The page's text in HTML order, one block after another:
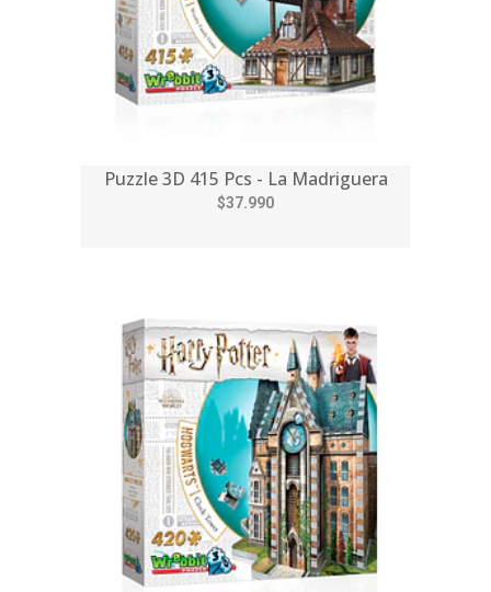
Puzzle 3D 415 Pcs - La Madriguera
$37.990